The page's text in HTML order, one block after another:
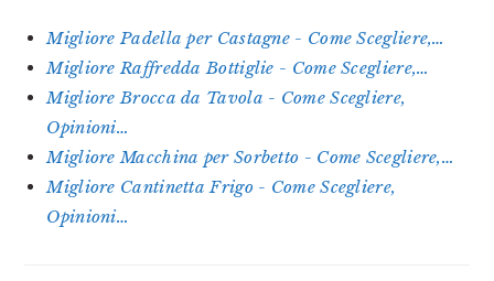
Migliore Padella per Castagne - Come Scegliere,…
Migliore Raffredda Bottiglie - Come Scegliere,…
Migliore Brocca da Tavola - Come Scegliere,
Opinioni…
Migliore Macchina per Sorbetto - Come Scegliere,…
Migliore Cantinetta Frigo - Come Scegliere,
Opinioni…